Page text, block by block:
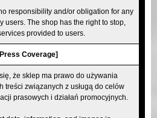
responsibility and/or obligation for any
users. The shop has the right to stop,
provided to users.
Coverage]
że sklep ma prawo do używania
treści związanych z usługą do celów
prasowych i działań promocyjnych.